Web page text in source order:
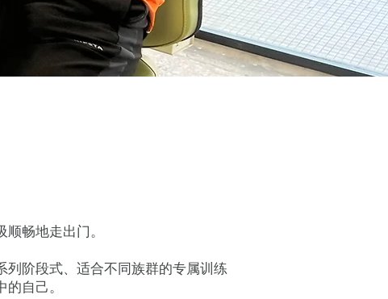
畅地走出门。
阶段式、适合不同族群的专属训练
自己。